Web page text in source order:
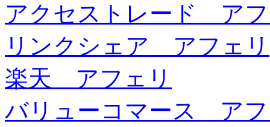
アクセストレード ア
リンクシェア アフェリ
楽天 アフェリ
バリューコマース ア